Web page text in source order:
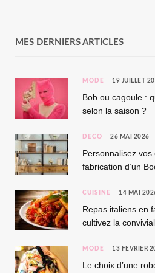
MES DERNIERS ARTICLES
MODE 19 JUILLET
Bob ou cagoule :
selon la saison ?
DÉCO 26 MAI 2026
Personnalisez
fabrication d’un
CUISINE 14 MAI
Repas italiens en
cultivez la
MODE 13 FÉVRIER
Le choix d’une